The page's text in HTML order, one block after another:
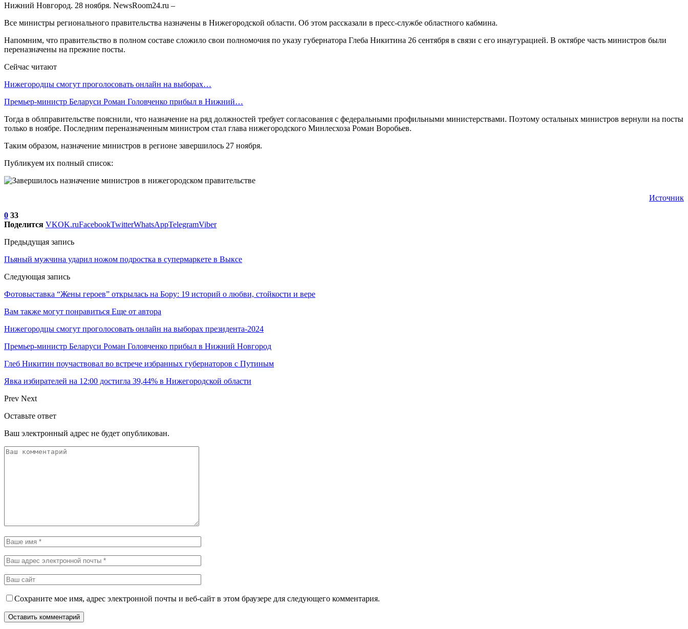
Нижний Новгород. 28 ноября. NewsRoom24.ru –
Все министры регионального правительства назначены в Нижегородской области. Об этом рассказали в пресс-службе областного кабмина.
Напомним, что правительство в полном составе сложило свои полномочия по указу губернатора Глеба Никитина 26 сентября в связи с его инаугурацией. В октябре часть министров были
переназначены на прежние посты.
Сейчас читают
Нижегородцы смогут проголосовать онлайн на выборах…
Премьер-министр Беларуси Роман Головченко прибыл в Нижний…
Тогда в облправительстве пояснили, что назначение на ряд должностей требует согласования с федеральными профильными министерствами. Поэтому остальных министров вернули на посты
только в ноябре. Последним переназначенным министром стал глава нижегородского Минлесхоза Роман Воробьев.
Таким образом, назначение министров в регионе завершилось 27 ноября.
Публикуем их полный список:
Источник
0 33
Поделится VKOK.ruFacebookTwitterWhatsAppTelegramViber
Предыдущая запись
Пьяный мужчина ударил ножом подростка в супермаркете в Выксе
Следующая запись
Фотовыставка “Жены героев” открылась на Бору: 19 историй о любви, стойкости и вере
Вам также могут понравиться Еще от автора
Нижегородцы смогут проголосовать онлайн на выборах президента-2024
Премьер-министр Беларуси Роман Головченко прибыл в Нижний Новгород
Глеб Никитин поучаствовал во встрече избранных губернаторов с Путиным
Явка избирателей на 12:00 достигла 39,44% в Нижегородской области
Prev Next
Оставьте ответ
Ваш электронный адрес не будет опубликован.
Сохраните мое имя, адрес электронной почты и веб-сайт в этом браузере для следующего комментария.